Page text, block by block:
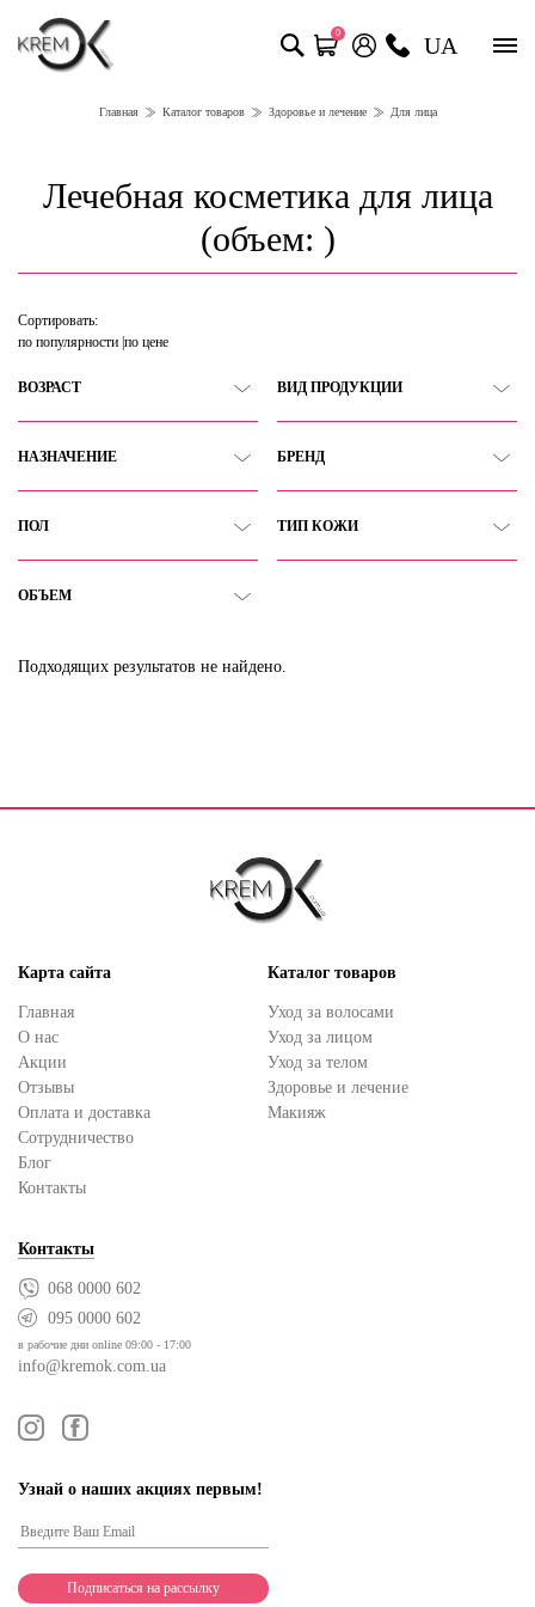
0 UA
Главная Каталог товаров Здоровье и лечение Для лица
Лечебная косметика для лица
(объем: )
Сортировать:
по популярности по цене
ВОЗРАСТ ВИД ПРОДУКЦИИ
НАЗНАЧЕНИЕ БРЕНД
ПОЛ ТИП КОЖИ
ОБЪЕМ
Подходящих результатов не найдено.
Карта сайта
Главная
О нас
Акции
Отзывы
Оплата и доставка
Сотрудничество
Блог
Контакты
Каталог товаров
Уход за волосами
Уход за лицом
Уход за телом
Здоровье и лечение
Макияж
Контакты
068 0000 602
095 0000 602
в рабочие дни online 09:00 - 17:00
info@kremok.com.ua
Узнай о наших акциях первым!